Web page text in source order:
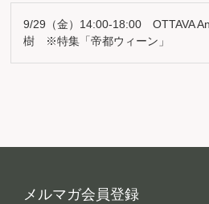
9/29（金）14:00-18:00 OTTAVA
樹 ※特集「帝都ウィーン」
メルマガ会員登録